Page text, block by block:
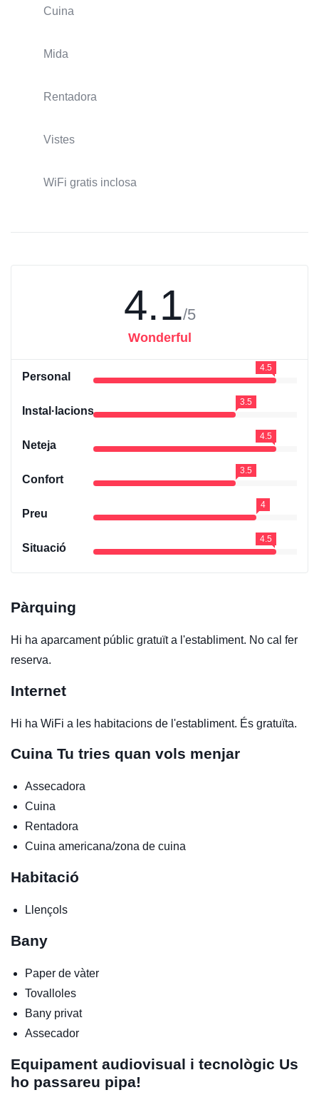
Cuina
Mida
Rentadora
Vistes
WiFi gratis inclosa
4.1/5
Wonderful
Personal
4.5
Instal·lacions
3.5
Neteja
4.5
Confort
3.5
Preu
4
Situació
4.5
Pàrquing
Hi ha aparcament públic gratuït a l'establiment. No cal fer
reserva.
Internet
Hi ha WiFi a les habitacions de l'establiment. És gratuïta.
Cuina Tu tries quan vols menjar
Assecadora
Cuina
Rentadora
Cuina americana/zona de cuina
Habitació
Llençols
Bany
Paper de vàter
Tovalloles
Bany privat
Assecador
Equipament audiovisual i tecnològic Us
ho passareu pipa!